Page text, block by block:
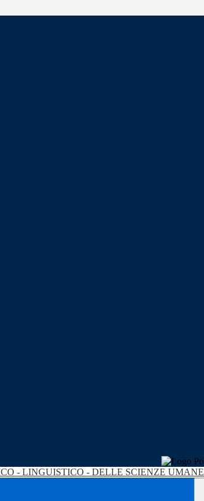
- LINGUISTICO - DELLE SCIENZE UMANE